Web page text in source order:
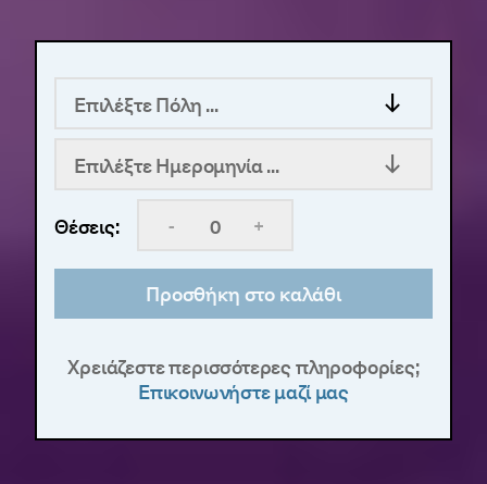
Επιλέξτε Πόλη ...
Επιλέξτε Ημερομηνία ...
Θέσεις: +
-
Προσθήκη στο καλάθι
Χρειάζεστε περισσότερες πληροφορίες;
Επικοινωνήστε μαζί μας